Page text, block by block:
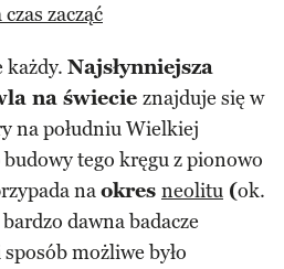
zacząć
każdy. Najsłynniejsza
na świecie znajduje się w
na południu Wielkiej
tego kręgu z pionowo
naokres neolitu (ok.
dawna badacze
możliwe było